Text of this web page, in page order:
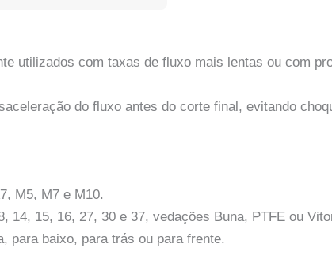
utilizados com taxas de fluxo mais lentas ou com
do fluxo antes do corte final, evitando
M5, M7 e M10.
14, 15, 16, 27, 30 e 37, vedações Buna, PTFE ou
para baixo, para trás ou para frente.